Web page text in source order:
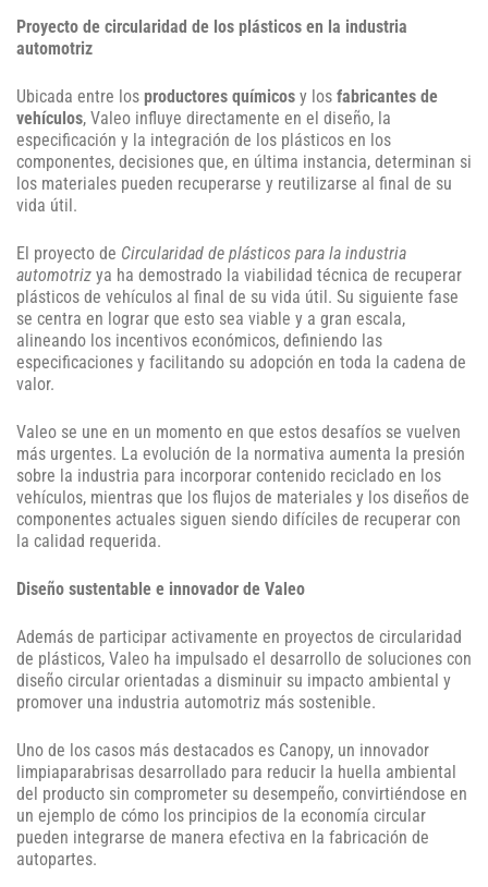
Proyecto de circularidad de los plásticos en la industria
automotriz
Ubicada entre los productores químicos y los fabricantes de
vehículos, Valeo influye directamente en el diseño, la
especificación y la integración de los plásticos en los
componentes, decisiones que, en última instancia, determinan si
los materiales pueden recuperarse y reutilizarse al final de su
vida útil.
El proyecto de Circularidad de plásticos para la industria
automotriz ya ha demostrado la viabilidad técnica de recuperar
plásticos de vehículos al final de su vida útil. Su siguiente fase
se centra en lograr que esto sea viable y a gran escala,
alineando los incentivos económicos, definiendo las
especificaciones y facilitando su adopción en toda la cadena de
valor.
Valeo se une en un momento en que estos desafíos se vuelven
más urgentes. La evolución de la normativa aumenta la presión
sobre la industria para incorporar contenido reciclado en los
vehículos, mientras que los flujos de materiales y los diseños de
componentes actuales siguen siendo difíciles de recuperar con
la calidad requerida.
Diseño sustentable e innovador de Valeo
Además de participar activamente en proyectos de circularidad
de plásticos, Valeo ha impulsado el desarrollo de soluciones con
diseño circular orientadas a disminuir su impacto ambiental y
promover una industria automotriz más sostenible.
Uno de los casos más destacados es Canopy, un innovador
limpiaparabrisas desarrollado para reducir la huella ambiental
del producto sin comprometer su desempeño, convirtiéndose en
un ejemplo de cómo los principios de la economía circular
pueden integrarse de manera efectiva en la fabricación de
autopartes.